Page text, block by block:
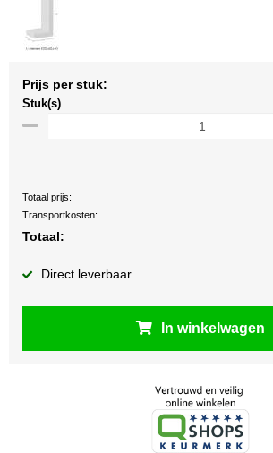
Prijs per stuk:
Stuk(s)
Totaal prijs:
Transportkosten:
Totaal:
Direct leverbaar
In winkelwagen